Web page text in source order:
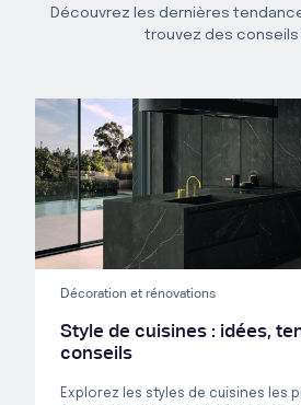
Découvrez les dernières
trouvez des conseils
Décoration et rénovations
Style de cuisines : idées,
conseils
Explorez les styles de cuisines les